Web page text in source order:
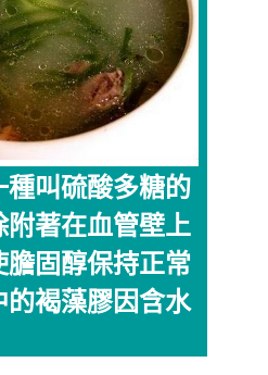
種叫硫酸多糖的
附著在血管壁上
膽固醇保持正常
的褐藻膠因含水